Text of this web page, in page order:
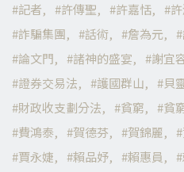
記者
許傳聖 許嘉恬
詐騙集團
話術 詹為元
論文門
諸神的盛宴 謝宜
證券交易法
護國群山 貝
財政收支劃分法
貧窮 貧
費鴻泰
賀德芬 賀錦麗
賈永婕
賴品妤 賴惠員